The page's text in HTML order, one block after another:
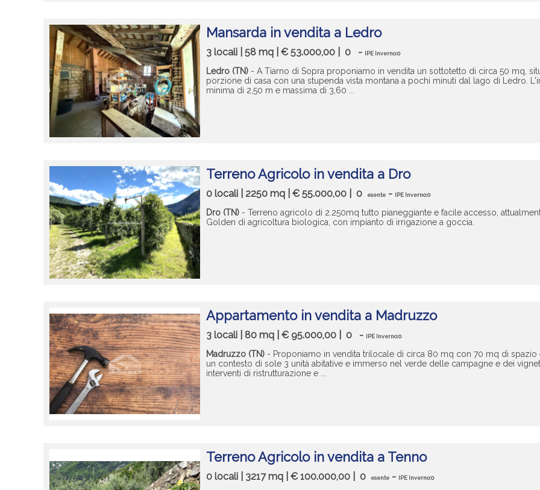
Mansarda in vendita a Ledro
3 locali | 58 mq | € 53.000,00 | 0 - IPE Inverno:0
Ledro (TN) - A Tiarno di Sopra proponiamo in vendita un sottotetto di circa 50 mq,
porzione di casa con una stupenda vista montana a pochi minuti dal lago di Ledro.
minima di 2,50 m e massima di 3,60 ...
Terreno Agricolo in vendita a Dro
0 locali | 2250 mq | € 55.000,00 | 0 esente - IPE Inverno:0
Dro (TN) - Terreno agricolo di 2.250mq tutto pianeggiante e facile accesso,
Golden di agricoltura biologica, con impianto di irrigazione a goccia.
Appartamento in vendita a Madruzzo
3 locali | 80 mq | € 95.000,00 | 0 - IPE Inverno:0
Madruzzo (TN) - Proponiamo in vendita trilocale di circa 80 mq con 70 mq di spazio
un contesto di sole 3 unità abitative e immerso nel verde delle campagne e dei
interventi di ristrutturazione e ...
Terreno Agricolo in vendita a Tenno
0 locali | 3217 mq | € 100.000,00 | 0 esente - IPE Inverno:0